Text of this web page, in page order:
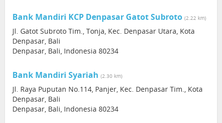
Bank Mandiri KCP Denpasar Gatot Subroto (2.22 km)
Jl. Gatot Subroto Tim., Tonja, Kec. Denpasar Utara, Kota
Denpasar, Bali
Denpasar, Bali, Indonesia 80234
Bank Mandiri Syariah (2.30 km)
Jl. Raya Puputan No.114, Panjer, Kec. Denpasar Tim., Kota
Denpasar, Bali
Denpasar, Bali, Indonesia 80234